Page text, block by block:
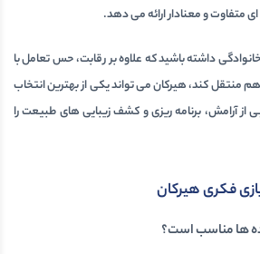
و معنادار ارائه می دهد.
داشته باشید که علاوه بر رقابت، حس تعامل با
منتقل کند، هیرکان می تواند یکی از بهترین انتخاب
از آرامش، برنامه ریزی و کشف زیبایی های طبیعت را
فکری هیرکان
ها مناسب است؟